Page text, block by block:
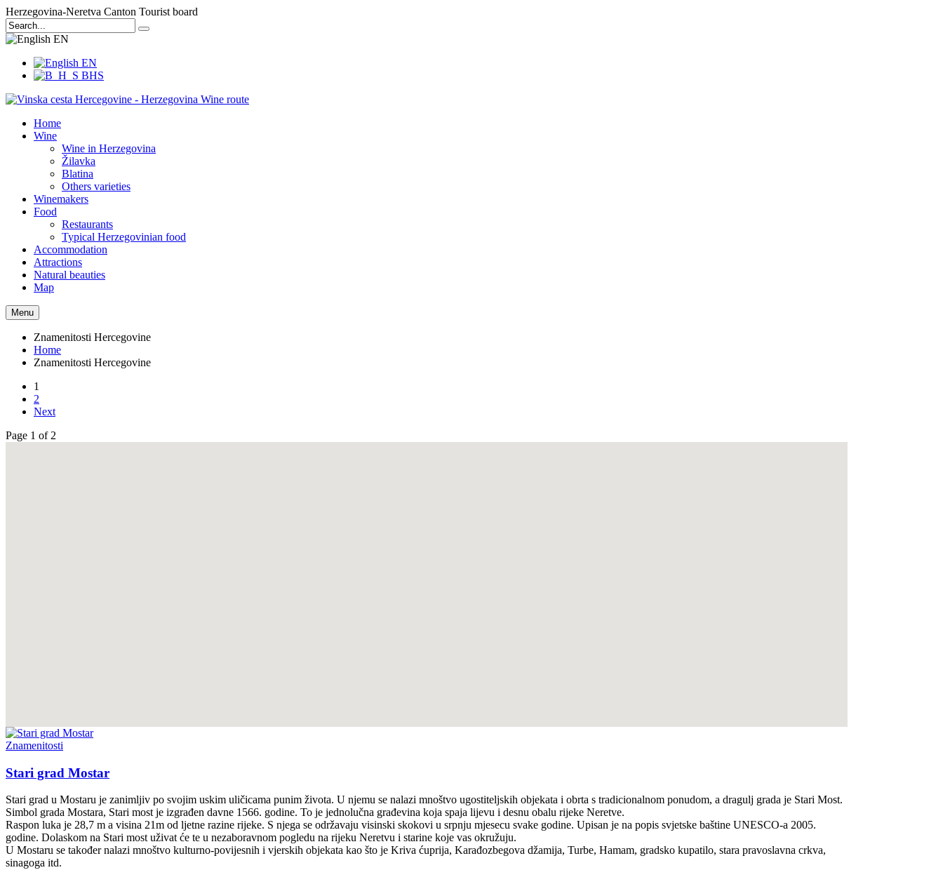
Herzegovina-Neretva Canton Tourist board
EN
EN
BHS
Home
Wine
Wine in Herzegovina
Žilavka
Blatina
Others varieties
Winemakers
Food
Restaurants
Typical Herzegovinian food
Accommodation
Attractions
Natural beauties
Map
Menu
Znamenitosti Hercegovine
Home
Znamenitosti Hercegovine
1
2
Next
Page 1 of 2
Znamenitosti
Stari grad Mostar
Stari grad u Mostaru je zanimljiv po svojim uskim uličicama punim života. U njemu se nalazi mnoštvo ugostiteljskih objekata i obrta s tradicionalnom ponudom, a dragulj grada je Stari Most.
Simbol grada Mostara, Stari most je izgrađen davne 1566. godine. To je jednolučna građevina koja spaja lijevu i desnu obalu rijeke Neretve.
Raspon luka je 28,7 m a visina 21m od ljetne razine rijeke. S njega se održavaju visinski skokovi u srpnju mjesecu svake godine. Upisan je na popis svjetske baštine UNESCO-a 2005.
godine. Dolaskom na Stari most uživat će te u nezaboravnom pogledu na rijeku Neretvu i starine koje vas okružuju.
U Mostaru se također nalazi mnoštvo kulturno-povijesnih i vjerskih objekata kao što je Kriva ćuprija, Karađozbegova džamija, Turbe, Hamam, gradsko kupatilo, stara pravoslavna crkva,
sinagoga itd.